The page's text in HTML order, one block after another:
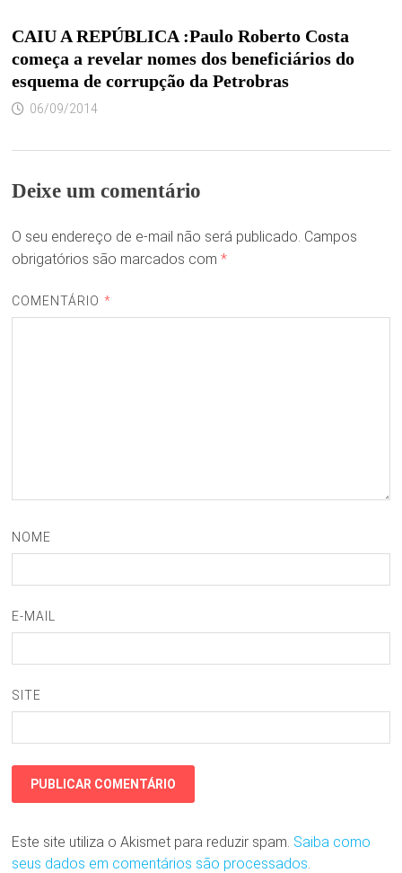
CAIU A REPÚBLICA :Paulo Roberto Costa
começa a revelar nomes dos beneficiários do
esquema de corrupção da Petrobras
06/09/2014
Deixe um comentário
O seu endereço de e-mail não será publicado. Campos
obrigatórios são marcados com *
COMENTÁRIO *
NOME
E-MAIL
SITE
Este site utiliza o Akismet para reduzir spam. Saiba como
seus dados em comentários são processados